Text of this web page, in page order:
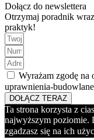
Dołącz do newslettera
Otrzymaj poradnik
praktyk!
Wyrażam zgodę
uprawnienia-
DOŁĄCZ TERAZ
Ta strona korzysta z
najwyższym poziomie.
zgadzasz się na ich